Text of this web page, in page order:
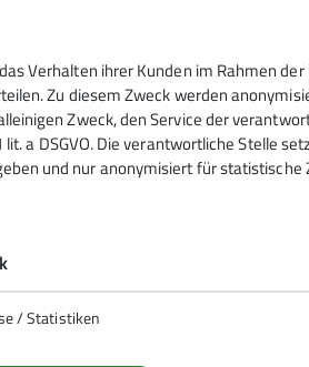
Verhalten ihrer Kunden im Rahmen
Zu diesem Zweck werden
Zweck, den Service der
a DSGVO. Die verantwortliche Stelle
und nur anonymisiert für
/ Statistiken